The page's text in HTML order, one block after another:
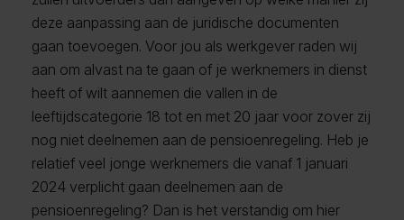
deze aanpassing aan de juridische documenten
gaan toevoegen. Voor jou als werkgever raden wij
aan om alvast na te gaan of je werknemers in dienst
heeft of wilt aannemen die vallen in de
leeftijdscategorie 18 tot en met 20 jaar voor zover zij
nog niet deelnemen aan de pensioenregeling. Heb je
relatief veel jonge werknemers die vanaf 1 januari
2024 verplicht gaan deelnemen aan de
pensioenregeling? Dan is het verstandig om hier